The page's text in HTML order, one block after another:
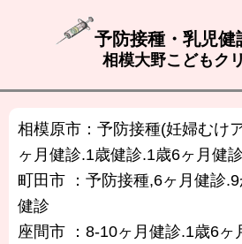
予防接種・乳児健
相模大野こどもク
相模原市：予防接種(妊婦むけ
ヶ月健診.1歳健診.1歳6ヶ月健診
町田市 ：予防接種,6ヶ月健診
健診
座間市 ：8-10ヶ月健診.1歳6ヶ